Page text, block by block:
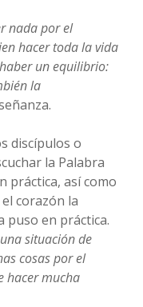
nada por el
hacer toda la vida
un equilibrio:
la
discípulos o
la Palabra
práctica, así como
corazón la
puso en práctica.
situación de
cosas por el
hacer mucha